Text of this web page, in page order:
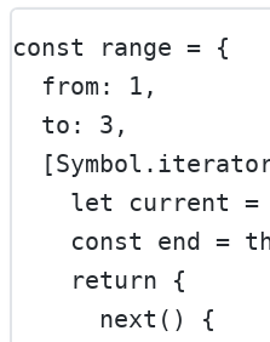
const range = {
  from:
1 ,
  to:
3 ,
let current =
const
end =
return {
next () {